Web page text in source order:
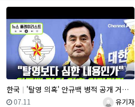
한국 '탈영 의혹' 안규백 병적 공개 거부에 한동훈 "탈영보다 더한 내용 있나"
등록자유기자
등록일
07.11